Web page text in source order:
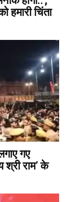
हमारी चिंता
गए
श्री राम’ के